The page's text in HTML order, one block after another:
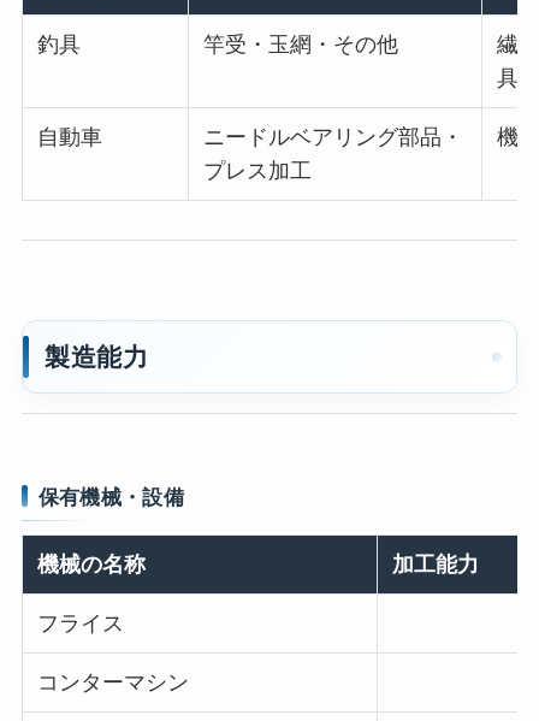
釣具 竿受・玉網・その他
繊
具
自動車
ニードルベアリング部品・
プレス加工
機
製造能力
保有機械・設備
機械の名称 加工能力
フライス
コンターマシン